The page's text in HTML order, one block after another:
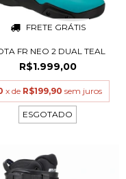
FRETE GRÁTIS
FR NEO 2 DUAL TEAL
R$1.999,00
x de R$199,90 sem juros
ESGOTADO